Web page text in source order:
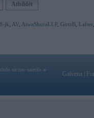
Atbildēt
jk AV AiwaShuraLLP, GirtzB Lafter
un nav saistīts ar
Galvena